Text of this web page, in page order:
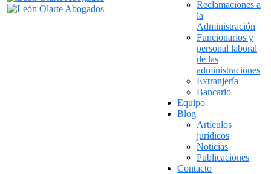
Reclamaciones a
la
Administración
Funcionarios y
personal laboral
de las
administraciones
Extranjería
Bancario
Equipo
Blog
Artículos
jurídicos
Noticias
Publicaciones
Contacto